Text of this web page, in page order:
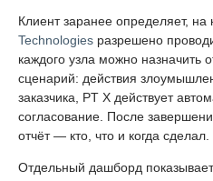
Клиент заранее определяет, на
Technologies разрешено
каждого узла можно назначить
сценарий: действия
заказчика, PT X действует
согласование. После
отчёт — кто, что и когда сделал.
Отдельный дашборд